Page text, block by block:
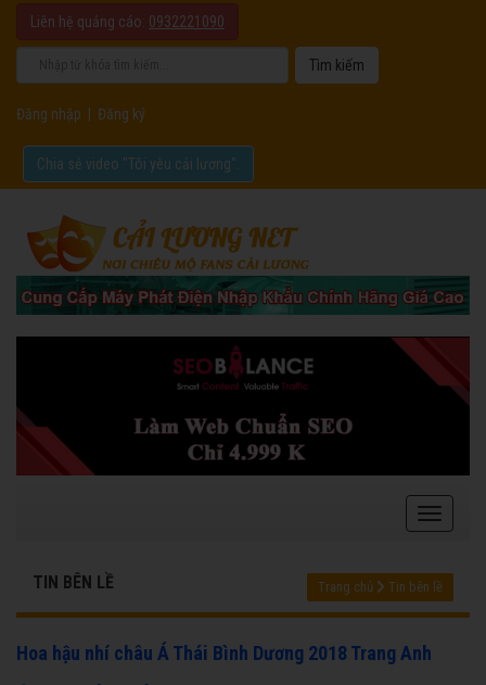
Liên hệ quảng cáo: 0932221090
Đăng nhập Đăng ký
Chia sẻ video "Tôi yêu cải lương".
TIN BÊN LỀ Trang chủ Tin bên lề
Hoa hậu nhí châu Á Thái Bình Dương 2018 Trang Anh